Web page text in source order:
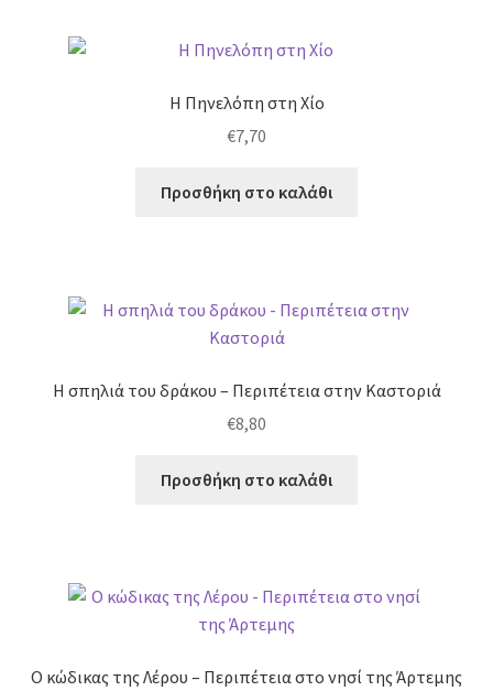
Η Πηνελόπη στη Χίο
€7,70
Προσθήκη στο καλάθι
Η σπηλιά του δράκου – Περιπέτεια στην Καστοριά
€8,80
Προσθήκη στο καλάθι
Ο κώδικας της Λέρου – Περιπέτεια στο νησί της Άρτεμης